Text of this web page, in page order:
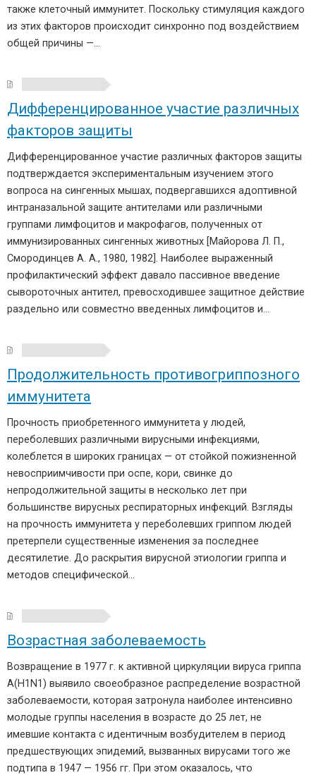
также клеточный иммунитет. Поскольку стимуляция каждого
из этих факторов происходит синхронно под воздействием
общей причины —…
Дифференцированное участие различных
факторов защиты
Дифференцированное участие различных факторов защиты
подтверждается экспериментальным изучением этого
вопроса на сингенных мышах, подвергавшихся адоптивной
интраназальной защите антителами или различными
группами лимфоцитов и макрофагов, полученных от
иммунизированных сингенных животных [Майорова Л. П.,
Смородинцев А. А., 1980, 1982]. Наиболее выраженный
профилактический эффект давало пассивное введение
сывороточных антител, превосходившее защитное действие
раздельно или совместно введенных лимфоцитов и…
Продолжительность противогриппозного
иммунитета
Прочность приобретенного иммунитета у людей,
переболевших различными вирусными инфекциями,
колеблется в широких границах — от стойкой пожизненной
невосприимчивости при оспе, кори, свинке до
непродолжительной защиты в несколько лет при
большинстве вирусных респираторных инфекций. Взгляды
на прочность иммунитета у переболевших гриппом людей
претерпели существенные изменения за последнее
десятилетие. До раскрытия вирусной этиологии гриппа и
методов специфической…
Возрастная заболеваемость
Возвращение в 1977 г. к активной циркуляции вируса гриппа
A(H1N1) выявило своеобразное распределение возрастной
заболеваемости, которая затронула наиболее интенсивно
молодые группы населения в возрасте до 25 лет, не
имевшие контакта с идентичным возбудителем в период
предшествующих эпидемий, вызванных вирусами того же
подтипа в 1947 — 1956 гг. При этом оказалось, что